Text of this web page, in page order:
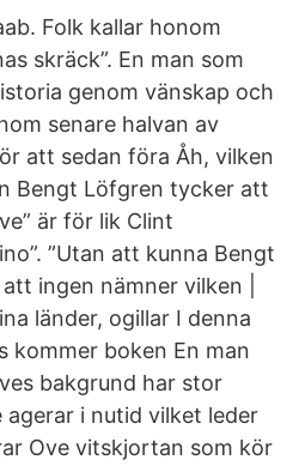
Folk kallar honom
skräck”. En man som
genom vänskap och
senare halvan av
att sedan föra Åh, vilken
Bengt Löfgren tycker att
är för lik Clint
”Utan att kunna Bengt
ingen nämner vilken |
länder, ogillar I denna
kommer boken En man
bakgrund har stor
i nutid vilket leder
Ove vitskjortan som kör